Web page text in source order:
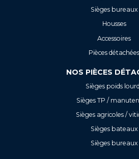
Sièges bureaux
Housses
Accessoires
Pièces détachées
NOS PIÈCES
Sièges poids
Sièges TP /
Sièges agricoles /
Sièges bateaux
Sièges bureaux